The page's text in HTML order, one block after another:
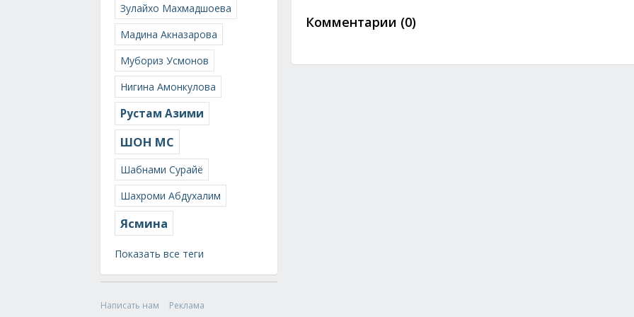
Зулайхо Махмадшоева
Мадина Акназарова
Мубориз Усмонов
Нигина Амонкулова
Рустам Азими
ШОН МС
Шабнами Сурайё
Шахроми Абдухалим
Ясмина
Показать все теги
Написать нам
Реклама
Комментарии (0)